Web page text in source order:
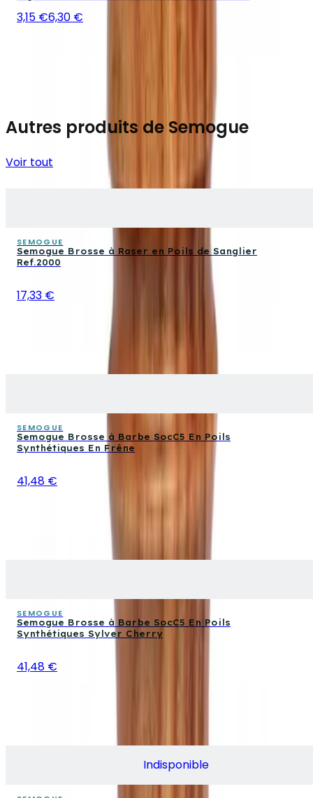
3,15 €6,30 €
Autres produits de Semogue
Voir tout
SEMOGUE
Semogue Brosse à Raser en Poils de Sanglier
Ref.2000
17,33 €
SEMOGUE
Semogue Brosse à Barbe SocC5 En Poils
Synthétiques En Frêne
41,48 €
SEMOGUE
Semogue Brosse à Barbe SocC5 En Poils
Synthétiques Sylver Cherry
41,48 €
Indisponible